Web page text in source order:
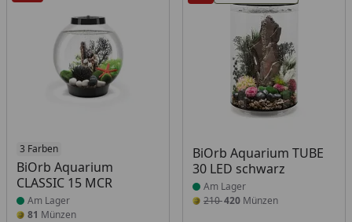
3 Farben
BiOrb Aquarium
CLASSIC 15 MCR
Produkt am Lager
Am Lager
81 Münzen
BiOrb Aquarium TUBE
30 LED schwarz
Produkt am Lager
Am Lager
210420Münzen